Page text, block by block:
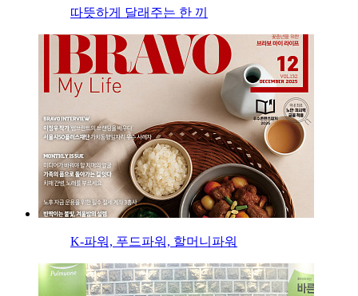
따뜻하게 달래주는 한 끼
K-파워, 푸드파워, 할머니파워